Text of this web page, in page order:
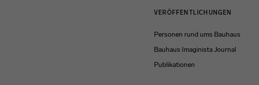
VERÖFFENTLICHUNGEN
Personen rund ums Bauhaus
Bauhaus Imaginista Journal
Publikationen